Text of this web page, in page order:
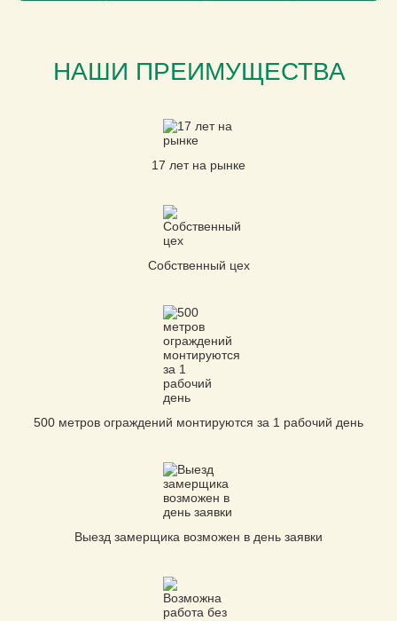
НАШИ ПРЕИМУЩЕСТВА
17 лет на рынке
Собственный цех
500 метров ограждений монтируются за 1 рабочий день
Выезд замерщика возможен в день заявки